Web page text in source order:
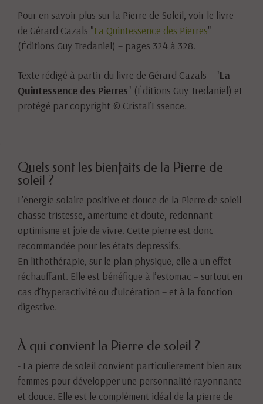
Pour en savoir plus sur la Pierre de Soleil, voir le livre
de Gérard Cazals "La Quintessence des Pierres"
(Éditions Guy Tredaniel) – pages 324 à 328.
Texte rédigé à partir du livre de Gérard Cazals – "La
Quintessence des Pierres" (Éditions Guy Tredaniel) et
protégé par copyright © Cristal’Essence.
Quels sont les bienfaits de la Pierre de
soleil ?
L’énergie solaire positive et douce de la Pierre de soleil
chasse tristesse, amertume et doute, redonnant
optimisme et joie de vivre. Cette pierre est donc
recommandée pour les états dépressifs.
En lithothérapie, sur le plan physique, elle a un effet
réchauffant. Elle est bénéfique à l’estomac – surtout en
cas d’hyperactivité ou d’ulcération – et à la fonction
digestive.
À qui convient la Pierre de soleil ?
- La pierre de soleil convient particulièrement bien aux
femmes pour développer une personnalité rayonnante
et douce. Elle est le complément idéal de la pierre de